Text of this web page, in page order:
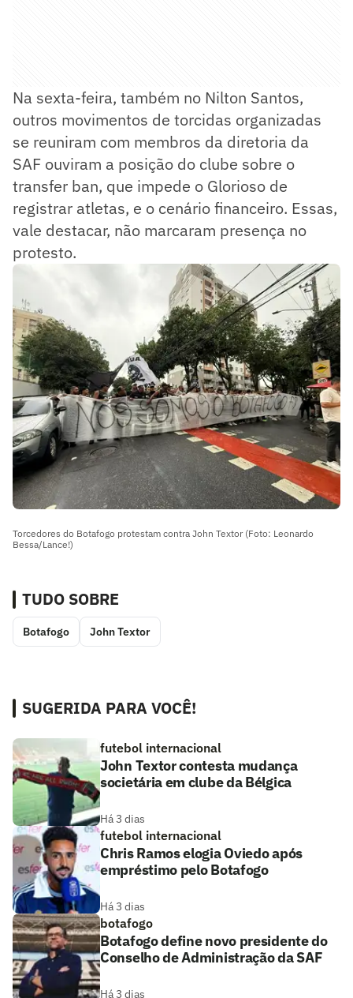
Na sexta-feira, também no Nilton Santos,
outros movimentos de torcidas organizadas
se reuniram com membros da diretoria da
SAF ouviram a posição do clube sobre o
transfer ban, que impede o Glorioso de
registrar atletas, e o cenário financeiro. Essas,
vale destacar, não marcaram presença no
protesto.
Torcedores do Botafogo protestam contra John Textor (Foto: Leonardo
Bessa/Lance!)
TUDO SOBRE
Botafogo John Textor
SUGERIDA PARA VOCÊ!
futebol internacional
John Textor contesta mudança
societária em clube da Bélgica
Há 3 dias
futebol internacional
Chris Ramos elogia Oviedo após
empréstimo pelo Botafogo
Há 3 dias
botafogo
Botafogo define novo presidente do
Conselho de Administração da SAF
Há 3 dias